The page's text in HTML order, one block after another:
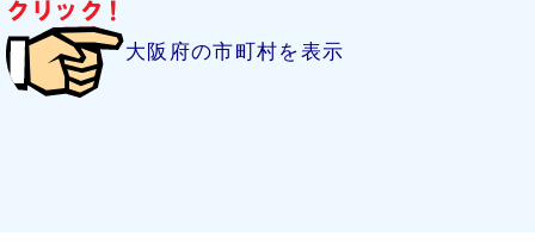
大阪府の市町村を表示